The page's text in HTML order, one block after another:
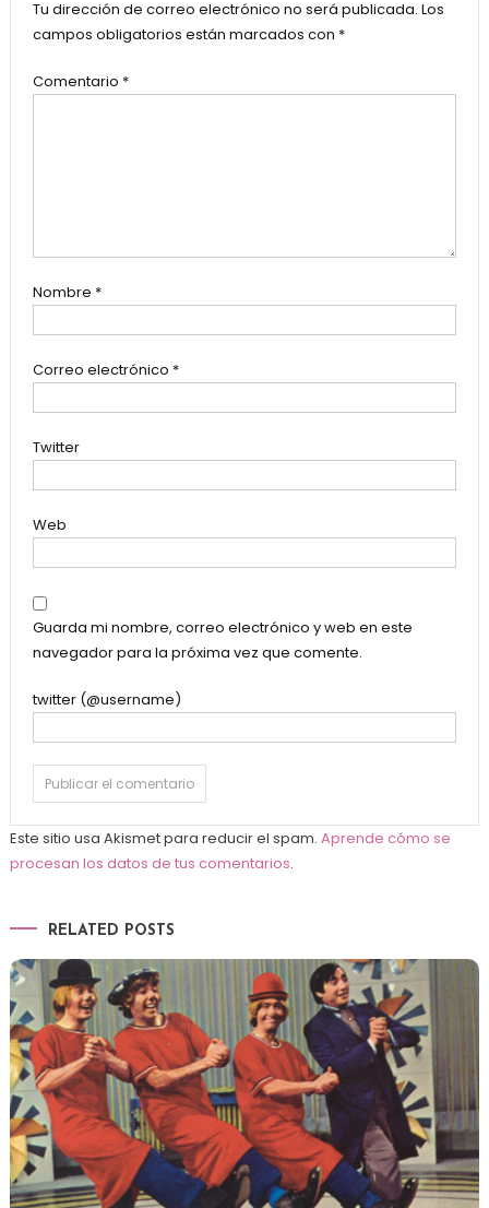
Tu dirección de correo electrónico no será publicada. Los
campos obligatorios están marcados con *
Comentario *
Nombre *
Correo electrónico *
Twitter
Web
Guarda mi nombre, correo electrónico y web en este
navegador para la próxima vez que comente.
twitter (@username)
Este sitio usa Akismet para reducir el spam. Aprende cómo se
procesan los datos de tus comentarios.
RELATED POSTS